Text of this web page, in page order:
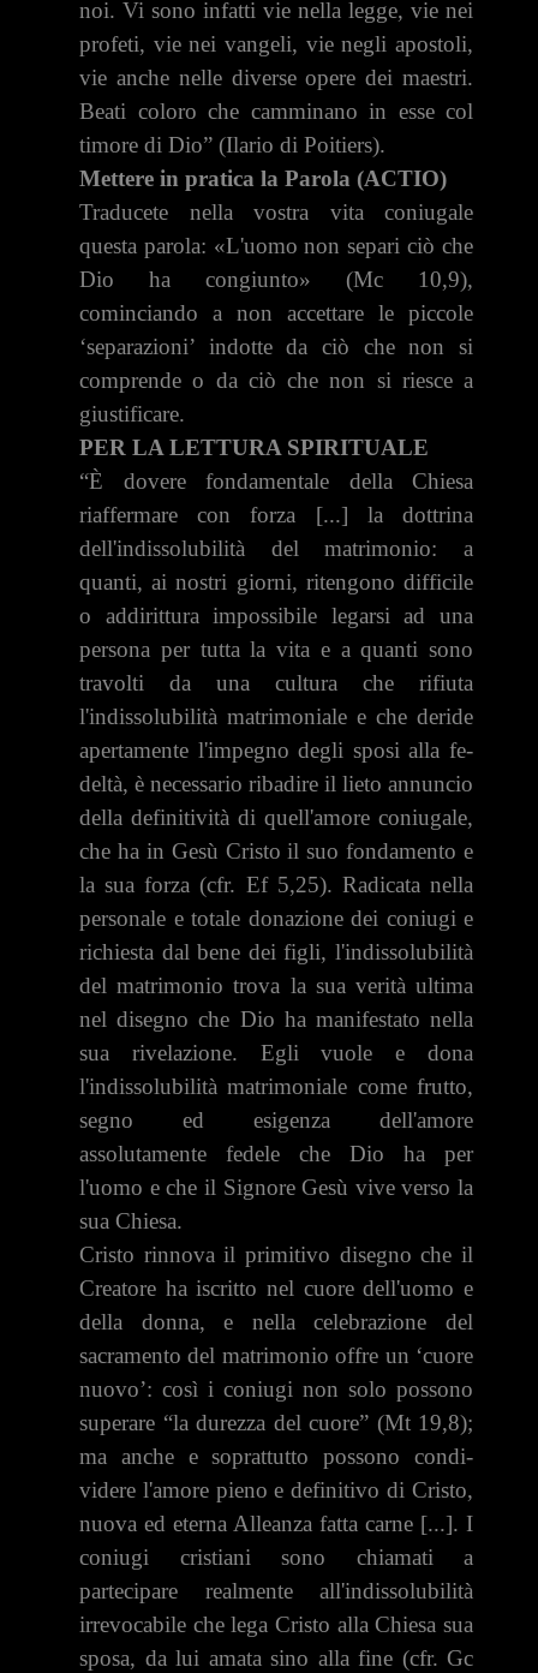
noi. Vi sono infatti vie nella legge, vie nei
profeti, vie nei vangeli, vie negli apostoli,
vie anche nelle diverse opere dei maestri.
Beati coloro che camminano in esse col
timore di Dio” (Ilario di Poitiers).
Mettere in pratica la Parola (ACTIO)
Traducete nella vostra vita coniugale
questa parola: «L'uomo non separi ciò che
Dio ha congiunto» (Mc 10,9),
cominciando a non accettare le piccole
‘separazioni’ in­dotte da ciò che non si
comprende o da ciò che non si riesce a
giustificare.
PER LA LETTURA SPIRITUALE
“È dovere fondamentale della Chiesa
riaffermare con forza [...] la dot­trina
dell'indissolubilità del matrimonio: a
quanti, ai nostri giorni, riten­gono difficile
o addirittura impossibile legarsi ad una
persona per tutta la vita e a quanti sono
travolti da una cultura che rifiuta
l'indissolubilità matrimoniale e che deride
apertamente l'impegno degli sposi alla fe­
deltà, è necessario ribadire il lieto annuncio
della definitività di quell'a­more coniugale,
che ha in Gesù Cristo il suo fondamento e
la sua forza (cfr. Ef 5,25). Radicata nella
personale e totale donazione dei coniugi e
ri­chiesta dal bene dei figli, l'indissolubilità
del matrimonio trova la sua ve­rità ultima
nel disegno che Dio ha manifestato nella
sua rivelazione. Egli vuole e dona
l'indissolubilità matrimoniale come frutto,
segno ed esi­genza dell'amore
assolutamente fedele che Dio ha per
l'uomo e che il Signore Gesù vive verso la
sua Chiesa.
Cristo rinnova il primitivo disegno che il
Creatore ha iscritto nel cuore dell'uomo e
della donna, e nella celebrazione del
sacramento del matri­monio offre un ‘cuore
nuovo’: così i coniugi non solo possono
superare “la durezza del cuore” (Mt 19,8);
ma anche e soprattutto possono condi­
videre l'amore pieno e definitivo di Cristo,
nuova ed eterna Alleanza fat­ta carne [...]. I
coniugi cristiani sono chiamati a
partecipare realmente al­l'indissolubilità
irrevocabile che lega Cristo alla Chiesa sua
sposa, da lui amata sino alla fine (cfr. Gc